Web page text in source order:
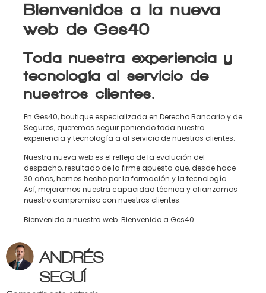
Bienvenidos a la nueva
web de Ges40
Toda nuestra experiencia y
tecnología al servicio de
nuestros clientes.
En Ges40, boutique especializada en Derecho Bancario y de
Seguros, queremos seguir poniendo toda nuestra
experiencia y tecnología a al servicio de nuestros clientes.
Nuestra nueva web es el reflejo de la evolución del
despacho, resultado de la firme apuesta que, desde hace
30 años, hemos hecho por la formación y la tecnología.
Así, mejoramos nuestra capacidad técnica y afianzamos
nuestro compromiso con nuestros clientes.
Bienvenido a nuestra web. Bienvenido a Ges40.
ANDRÉS
SEGUÍ